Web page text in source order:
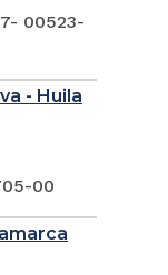
00523-
- Huila
00